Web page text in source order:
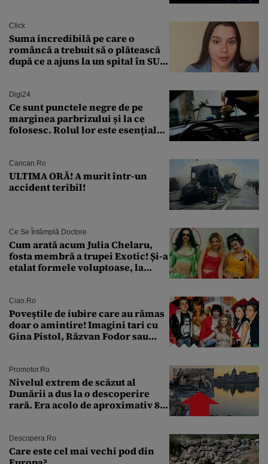
Click
Suma incredibilă pe care o
româncă a trebuit să o plătească
după ce a ajuns la un spital în SUA:
Digi24
Ce sunt punctele negre de pe
marginea parbrizului și la ce
folosesc. Rolul lor este esențial
Cancan.ro
ULTIMA ORĂ! A murit într-un
accident teribil!
Ce Se Întâmplă Doctore
Cum arată acum Julia Chelaru,
fosta membră a trupei Exotic! Și-a
etalat formele voluptoase, la
Ciao.ro
Poveştile de iubire care au rămas
doar o amintire! Imagini tari cu
Gina Pistol, Răzvan Fodor sau
Promotor.ro
Nivelul extrem de scăzut al
Dunării a dus la o descoperire
rară. Era acolo de aproximativ 80
Descopera.ro
Care este cel mai vechi pod din